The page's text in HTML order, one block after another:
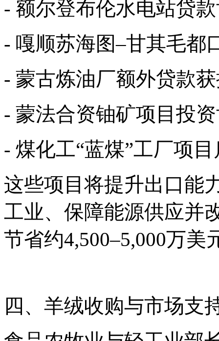
- 额尔登布伦水电站贷
- 嘎顺苏海图–甘其毛
- 蒙古炼油厂额外贷款
- 蒙法合资铀矿项目投
- 煤化工“蓝煤”工厂项
这些项目将提升出口能
工业、保障能源供应并
节省约4,500–5,000万
四、羊绒收购与市场支